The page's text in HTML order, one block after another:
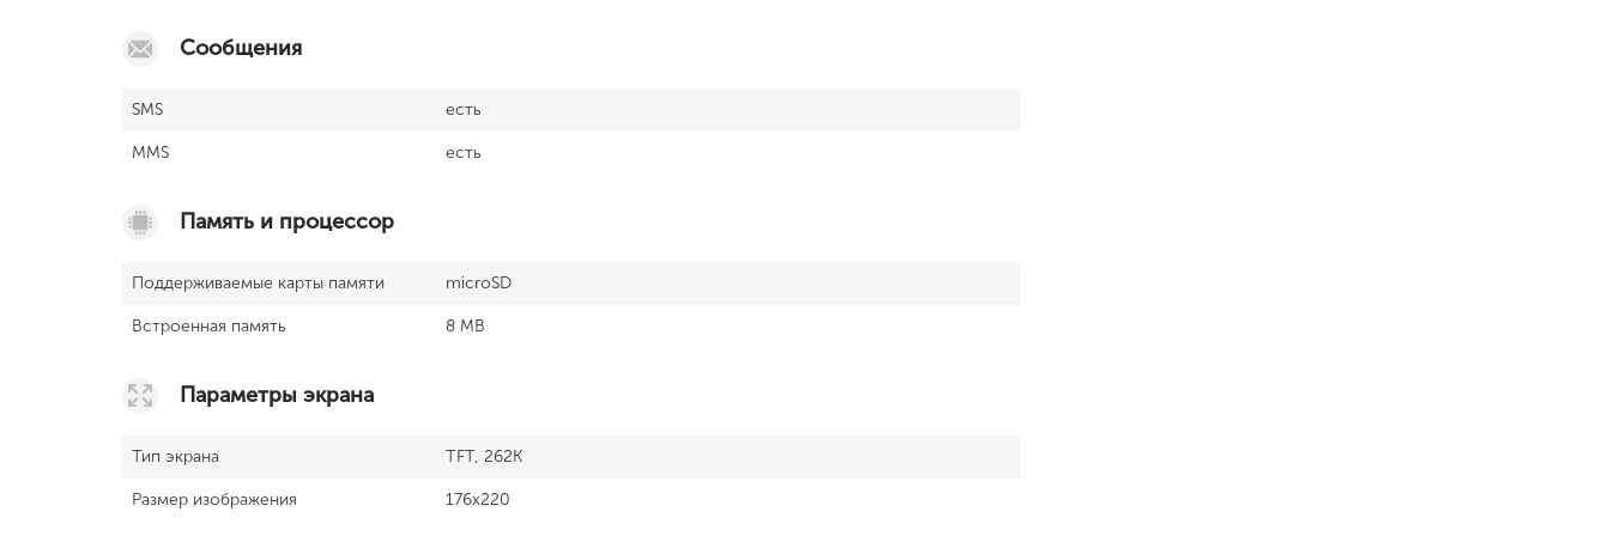
Сообщения
SМS есть
MMS есть
Память и процессор
Поддерживаемые карты памяти microSD
Встроенная память 8 MB
Параметры экрана
Тип экрана TFT, 262K
Размер изображения 176x220